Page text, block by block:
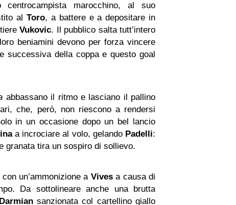
marocchino, al suo
alToro, a battere e a depositare in
Vukovic. Il pubblico salta tutt’intero
beniamini devono per forza vincere
successiva della coppa e questo goal
abbassano il ritmo e lasciano il pallino
che, però, non riescono a rendersi
in un occasione dopo un bel lancio
a incrociare al volo, gelando Padelli:
granata tira un sospiro di sollievo.
un’ammonizione a Vivesa causa di
Da sottolineare anche una brutta
Darmiansanzionata col cartellino giallo